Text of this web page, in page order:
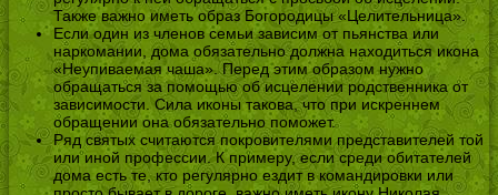
Также важно иметь образ Богородицы «Целительница».
Если один из членов семьи зависим от пьянства или
наркомании, дома обязательно должна находиться икона
«Неупиваемая чаша». Перед этим образом нужно
обращаться за помощью об исцелении родственника от
зависимости. Сила иконы такова, что при искреннем
обращении она обязательно поможет.
Ряд святых считаются покровителями представителей той
или иной профессии. К примеру, если среди обитателей
дома есть те, кто регулярно ездит в командировки или